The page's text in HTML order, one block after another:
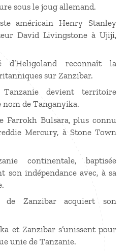
sous le joug allemand.
américain Henry Stanley
David Livingstone à Ujiji,
reconnaît la
sur Zanzibar.
devient territoire
de Tanganyika.
Farrokh Bulsara, plus connu
Mercury, à Stone Town
continentale, baptisée
son indépendance avec, à sa
de Zanzibar acquiert son
et Zanzibar s’unissent pour
unie de Tanzanie.